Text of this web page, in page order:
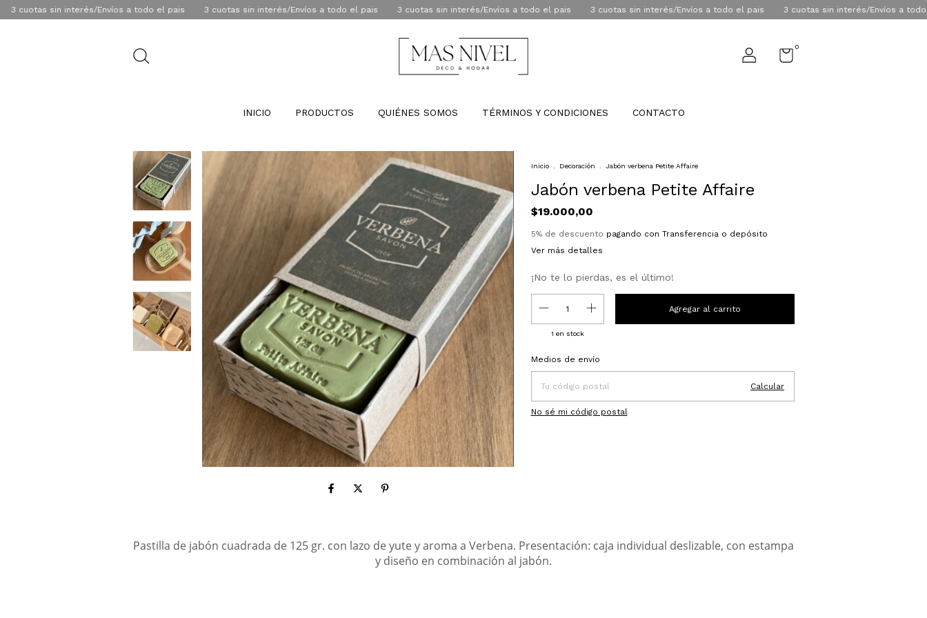
sin interés/Envíos a todo el pais 3 cuotas sin interés/Envíos a todo el pais 3 cuotas sin interés/Envíos a todo el pais 3 cuotas sin interés/Envíos a todo el pais 3 cuotas sin interés/Envíos a todo el
0
INICIO PRODUCTOS QUIÉNES SOMOS TÉRMINOS Y CONDICIONES CONTACTO
Inicio Decoración Jabón verbena Petite Affaire
Jabón verbena Petite Affaire
$19.000,00
5% de descuento pagando con Transferencia o depósito
Ver más detalles
¡No te lo pierdas, es el último!
1 en stock
Entregas para el CP:
Medios de envío
Calcular
No sé mi código postal
Pastilla de jabón cuadrada de 125 gr. con lazo de yute y aroma a Verbena. Presentación: caja individual deslizable, con estampa
y diseño en combinación al jabón.